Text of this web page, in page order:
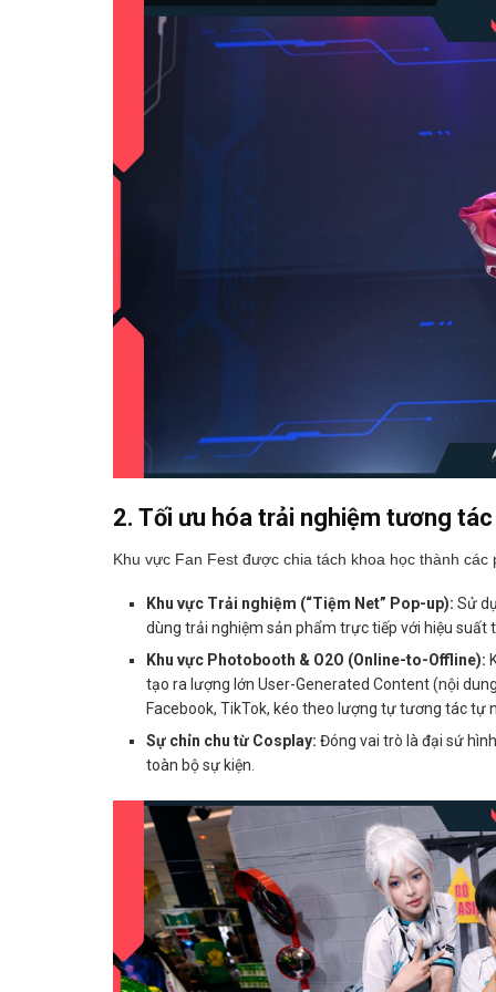
2. Tối ưu hóa trải nghiệm tương
Khu vực Fan Fest được chia tách khoa học thành
Khu vực Trải nghiệm (“Tiệm Net” Pop-up): Sử
dùng trải nghiệm sản phẩm trực tiếp với hiệu suất
Khu vực Photobooth & O2O (Online-to-Offline):
tạo ra lượng lớn User-Generated Content (nội
Facebook, TikTok, kéo theo lượng tự tương tác tự
Sự chỉn chu từ Cosplay: Đóng vai trò là đại sứ
toàn bộ sự kiện.